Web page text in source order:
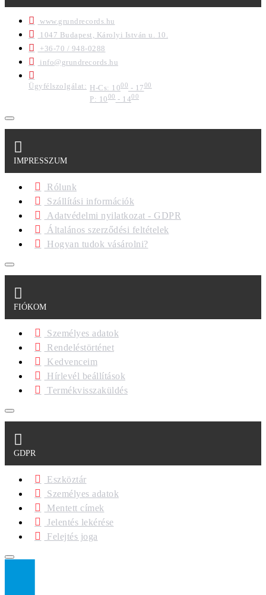
www.grundrecords.hu
1047 Budapest, Károlyi István u. 10.
+36-70 / 948-0288
info@grundrecords.hu
Ügyfélszolgálat: H-Cs: 1000 - 1700
P: 1000- 1400
IMPRESSZUM
Rólunk
Szállítási információk
Adatvédelmi nyilatkozat - GDPR
Általános szerződési feltételek
Hogyan tudok vásárolni?
FIÓKOM
Személyes adatok
Rendeléstörténet
Kedvenceim
Hírlevél beállítások
Termékvisszaküldés
GDPR
Eszköztár
Személyes adatok
Mentett címek
Jelentés lekérése
Felejtés joga